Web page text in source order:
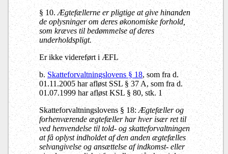
§ 10.Ægtefællerne er pligtige at give hinanden
de oplysninger om deres økonomiske forhold,
som kræves til bedømmelse af deres
underholdspligt.
Er ikke videreført i ÆFL
b.Skatteforvaltningslovens § 18, som fra d.
01.11.2005 har afløst SSL § 37 A, som fra d.
01.07.1999 har afløst KSL § 80, stk. 1
Skatteforvaltningslovens § 18: Ægtefæller og
forhenværende ægtefæller har hver især ret til
ved henvendelse til told- og skatteforvaltningen
at få oplyst indholdet af den anden ægtefælles
selvangivelse og ansættelse af indkomst- eller